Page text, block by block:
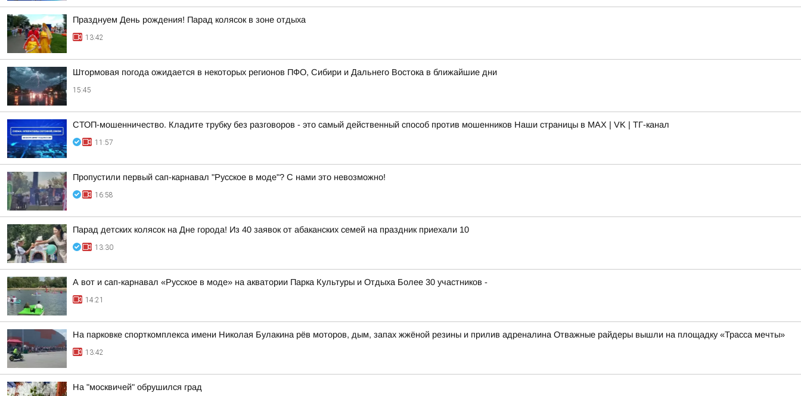
Празднуем День рождения! Парад колясок в зоне отдыха
13:42
Штормовая погода ожидается в некоторых регионов ПФО, Сибири и Дальнего Востока в ближайшие дни
15:45
СТОП-мошенничество. Кладите трубку без разговоров - это самый действенный способ против мошенников Наши страницы в MAX | VK | ТГ-канал
11:57
Пропустили первый сап-карнавал "Русское в моде"? С нами это невозможно!
16:58
Парад детских колясок на Дне города! Из 40 заявок от абаканских семей на праздник приехали 10
13:30
А вот и сап-карнавал «Русское в моде» на акватории Парка Культуры и Отдыха Более 30 участников -
14:21
На парковке спорткомплекса имени Николая Булакина рёв моторов, дым, запах жжёной резины и прилив адреналина Отважные райдеры вышли на площадку «Трасса мечты»
13:42
На "москвичей" обрушился град